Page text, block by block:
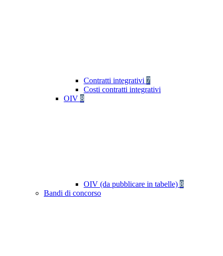
Contratti integrativi 7
Costi contratti integrativi
OIV 8
OIV (da pubblicare in tabelle) 8
Bandi di concorso